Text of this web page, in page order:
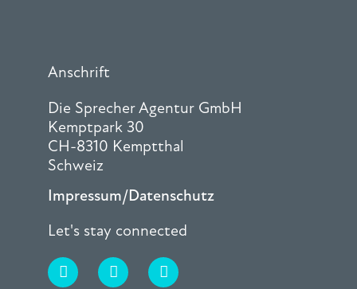
Anschrift
Die Sprecher Agentur GmbH
Kemptpark 30
CH-8310 Kemptthal
Schweiz
Impressum/Datenschutz
Let's stay connected